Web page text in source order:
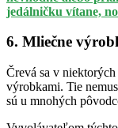
jedálničku vítane,
6. Mliečne
Črevá sa v
výrobkami. Tie
sú u mnohých